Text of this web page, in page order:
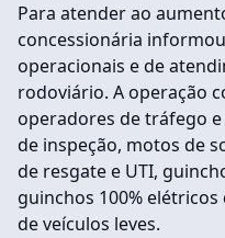
Para atender ao
concessionária
operacionais e de
rodoviário. A operação
operadores de tráfego
de inspeção, motos de
de resgate e UTI,
guinchos 100%
de veículos leves.